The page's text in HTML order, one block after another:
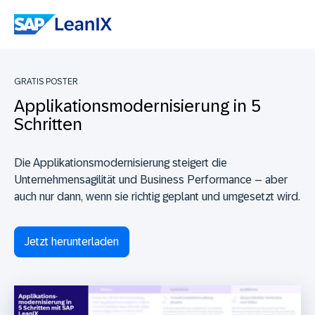
GRATIS POSTER
Applikationsmodernisierung in 5
Schritten
Die Applikationsmodernisierung steigert die
Unternehmensagilität und Business Performance – aber
auch nur dann, wenn sie richtig geplant und umgesetzt wird.
Jetzt herunterladen